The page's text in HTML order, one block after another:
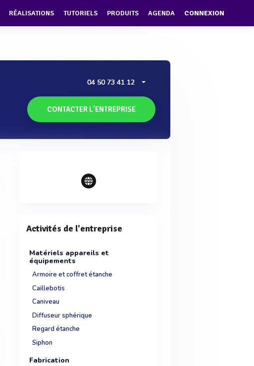
RÉALISATIONS TUTORIELS PRODUITS AGENDA CONNEXION
04 50 73 41 12
CONTACTER L'ENTREPRISE
Activités de l'entreprise
Matériels appareils et
équipements
Armoire et coffret étanche
Caillebotis
Caniveau
Diffuseur sphérique
Regard étanche
Siphon
Fabrication